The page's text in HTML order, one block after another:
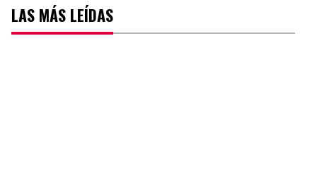
LAS MÁS LEÍDAS